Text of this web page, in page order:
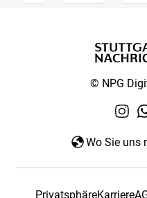
© NPG
Wo Sie uns
PrivatsphäreKarriere